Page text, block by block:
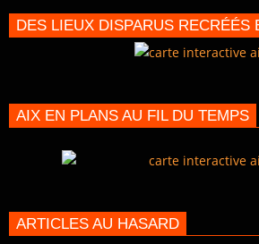
DES LIEUX DISPARUS RECRÉÉS
AIX EN PLANS AU FIL DU TEMPS
ARTICLES AU HASARD